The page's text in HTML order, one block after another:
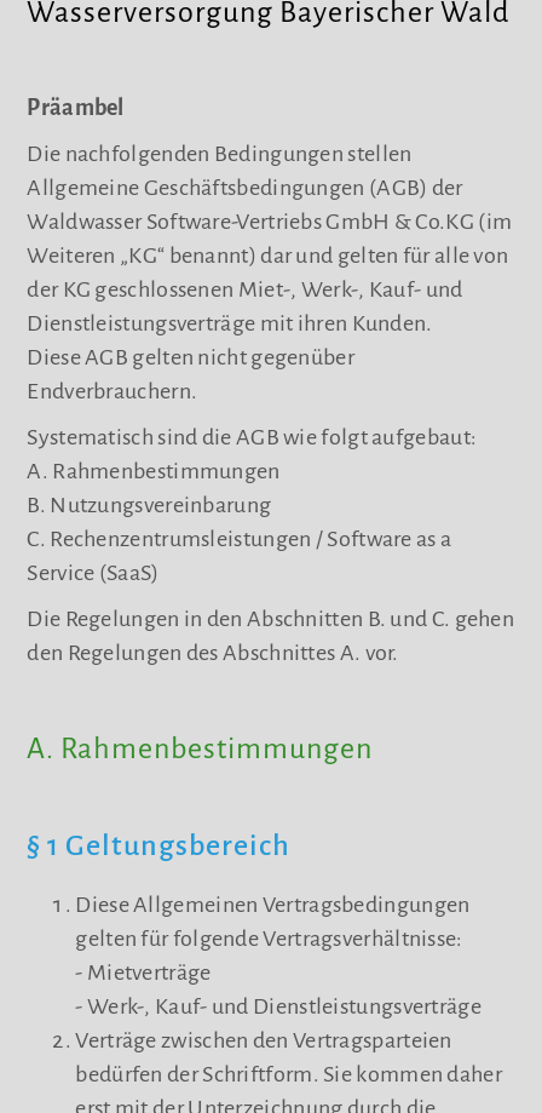
Wasserversorgung Bayerischer Wald
Präambel
Die nachfolgenden Bedingungen stellen
Allgemeine Geschäftsbedingungen (AGB) der
Waldwasser Software-Vertriebs GmbH & Co.KG (im
Weiteren „KG“ benannt) dar und gelten für alle von
der KG geschlossenen Miet-, Werk-, Kauf- und
Dienstleistungsverträge mit ihren Kunden.
Diese AGB gelten nicht gegenüber
Endverbrauchern.
Systematisch sind die AGB wie folgt aufgebaut:
A. Rahmenbestimmungen
B. Nutzungsvereinbarung
C. Rechenzentrumsleistungen / Software as a
Service (SaaS)
Die Regelungen in den Abschnitten B. und C. gehen
den Regelungen des Abschnittes A. vor.
A. Rahmenbestimmungen
§ 1 Geltungsbereich
Diese Allgemeinen Vertragsbedingungen
gelten für folgende Vertragsverhältnisse:
- Mietverträge
- Werk-, Kauf- und Dienstleistungsverträge
Verträge zwischen den Vertragsparteien
bedürfen der Schriftform. Sie kommen daher
erst mit der Unterzeichnung durch die